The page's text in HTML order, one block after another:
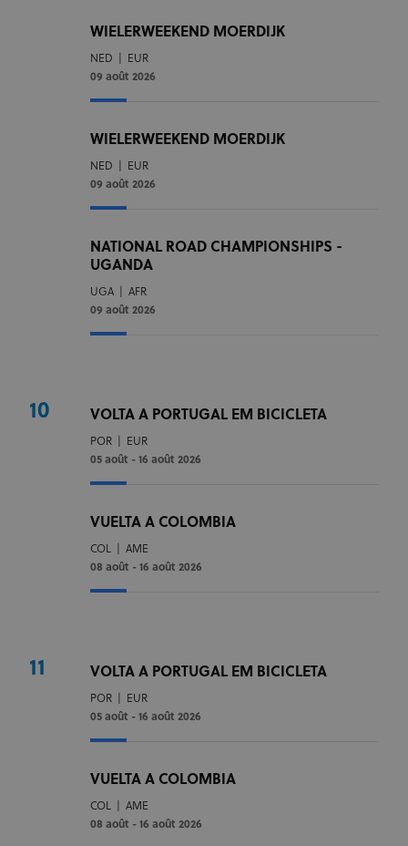
WIELERWEEKEND MOERDIJK
NED
EUR
09 août 2026
WIELERWEEKEND MOERDIJK
NED
EUR
09 août 2026
NATIONAL ROAD CHAMPIONSHIPS -
UGANDA
UGA |AFR
09 août 2026
10 VOLTA A PORTUGAL EM BICICLETA
POR
EUR
05 août - 16 août 2026
VUELTA A COLOMBIA
COL |AME
08 août - 16 août 2026
11 VOLTA A PORTUGAL EM BICICLETA
POR
EUR
05 août - 16 août 2026
VUELTA A COLOMBIA
COL |AME
08 août - 16 août 2026